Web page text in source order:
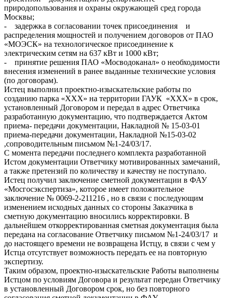
природопользования и охраны окружающей сред города
Москвы;
- задержка в согласовании точек присоединения и
распределения мощностей и получением договоров от ПАО
«МОЭСК» на технологическое присоединение к
электрическим сетям на 637 кВт и 1000 кВт;
- принятие решения ПАО «Мосводоканал» о необходимости
внесения изменений в ранее выданные технические условия
(по договорам).
Истец выполнил проектно-изыскательские работы по
созданию парка «ХХХ» на территории ГАУК «ХХХ» в срок,
установленный Договором и передал в адрес Ответчика
разработанную документацию, что подтверждается Актом
приема- передачи документации, Накладной № 15-03-01
приема-передачи документации, Накладной №15-03-02
,сопроводительным письмом №1-24/03/17.
С момента передачи последнего комплекта разработанной
Истом документации Ответчику мотивированных замечаний,
а также претензий по количеству и качеству не поступало.
Истец получил заключение сметной документации в ФАУ
«Мосгосэкспертиза», которое имеет положительное
заключение № 0069-2-211216 , но в связи с последующим
изменением исходных данных со стороны Заказчика в
сметную документацию вносились корректировки. В
дальнейшем откорректированная сметная документация была
передана на согласование Ответчику письмом №1-24/03/17 и
до настоящего времени не возвращена Истцу, в связи с чем у
Истца отсутствует возможность передать ее на повторную
экспертизу.
Таким образом, проектно-изыскательские Работы выполнены
Истцом по условиям Договора и результат передан Ответчику
в установленный Договором срок, но без повторного